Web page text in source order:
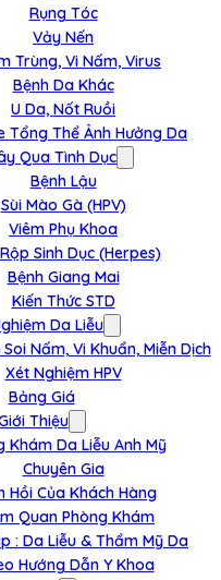
Rụng Tóc
Vảy Nến
Trùng, Vi Nấm, Virus
Bệnh Da Khác
U Da, Nốt Ruồi
Tổng Thể Ảnh Hưởng Da
Qua Tình Dục
Bệnh Lậu
Sùi Mào Gà (HPV)
Viêm Phụ Khoa
Sinh Dục (Herpes)
Bệnh Giang Mai
Kiến Thức STD
Da Liễu
Nấm, Vi Khuẩn, Miễn Dịch
Xét Nghiệm HPV
Bảng Giá
Thiệu
Khám Da Liễu Anh Mỹ
Chuyên Gia
Hồi Của Khách Hàng
Quan Phòng Khám
: Da Liễu & Thẩm Mỹ Da
Hướng Dẫn Y Khoa